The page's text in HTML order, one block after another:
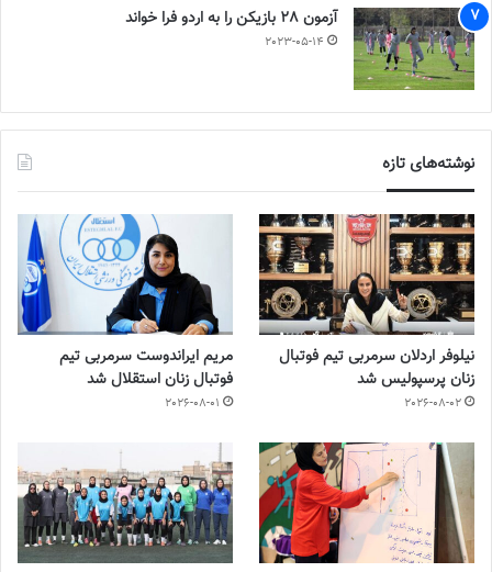
آزمون 28 بازیکن را به اردو فرا خواند
2023-05-14
نوشته‌های تازه
نیلوفر اردلان سرمربی تیم فوتبال
زنان پرسپولیس شد
2026-08-02
مریم ایراندوست سرمربی تیم
فوتبال زنان استقلال شد
2026-08-01